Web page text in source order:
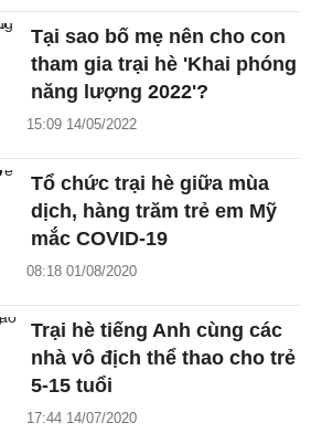
Tại sao bố mẹ nên cho con
tham gia trại hè 'Khai phóng
năng lượng 2022'?
15:09 14/05/2022
Tổ chức trại hè giữa mùa
dịch, hàng trăm trẻ em Mỹ
mắc COVID-19
08:18 01/08/2020
Trại hè tiếng Anh cùng các
nhà vô địch thể thao cho trẻ
5-15 tuổi
17:44 14/07/2020